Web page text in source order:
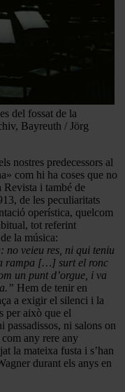
del fossat de la
Bayreuth / Jörg
nostres predecessors al
com hi ha coses que no
i també de
de les peculiaritats
operística, quelcom
tot referint
la música:
no veieu res, ni qui teniu
rampa […] surt el ronc
un punt d’orgue, i va
Hem de tenir en
a exigir el silenci i la
per això que el
passadissos, ni salons on
any rere any
la mateixa fusta i s’han
durant els anys en